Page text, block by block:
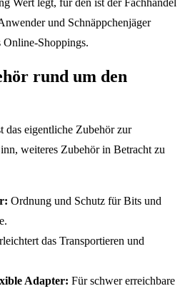
Wert legt, für den ist der Fachhandel
und Schnäppchenjäger
Online-Shoppings.
rund um den
das eigentliche Zubehör zur
weiteres Zubehör in Betracht zu
Ordnung und Schutz für Bits und
das Transportieren und
Adapter: Für schwer erreichbare